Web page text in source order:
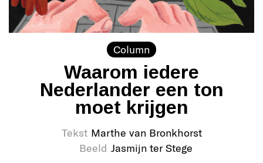
Column
Waarom iedere
Nederlander een ton
moet krijgen
Tekst Marthe van Bronkhorst
Beeld Jasmijn ter Stege